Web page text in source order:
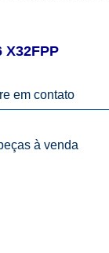
X32FPP
em contato
à venda